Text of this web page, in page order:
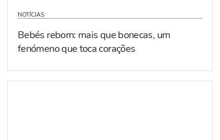
NOTÍCIAS
Bebés reborn: mais que bonecas, um
fenómeno que toca corações